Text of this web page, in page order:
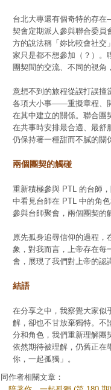
台北大專還有個奇特的存
契會定期派人參與聯合委員
方的說法稱「妳比較會社交
家只是都不想參加（？）。
團契間的交流、不同的視角
意想不到的旅程從誤打誤撞
各項大小事——重擬章程、
在其中建立的關係。聯合團
在共事時安排最合適、最舒
仍保持著一種甜而不膩的關
兩個團契的觸碰
重新積極參與 PTL 的台師
中看見台師在 PTL 中的角
參與台師聚會，兩個團契的
原先孤身追尋信仰的過程，
象，對我而言，上帝存在每
會，展現了我們對上帝的認
結語
在分享之中，我察覺大家
解，卻也不甘放棄獨特。不
分和角色，我們重新理解團
依然期待被理解，仍舊正在
你，一起孤獨」。
同作者相關文章：